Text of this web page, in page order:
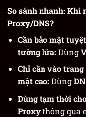
So sánh nhanh: Khi
Proxy/DNS?
Cần bảo mật
tường lửa: Dùng
Chỉ cần vào trang
mật cao: Dùng
Dùng tạm thời
Proxythông qua